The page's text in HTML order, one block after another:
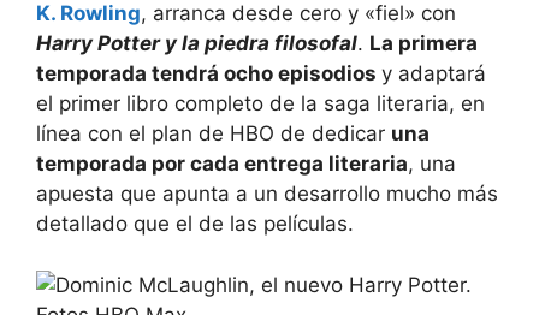
K. Rowling, arranca desde cero y «fiel» con
Harry Potter y la piedra filosofal. La primera
temporada tendrá ocho episodios y adaptará
el primer libro completo de la saga literaria, en
línea con el plan de HBO de dedicar una
temporada por cada entrega literaria, una
apuesta que apunta a un desarrollo mucho más
detallado que el de las películas.